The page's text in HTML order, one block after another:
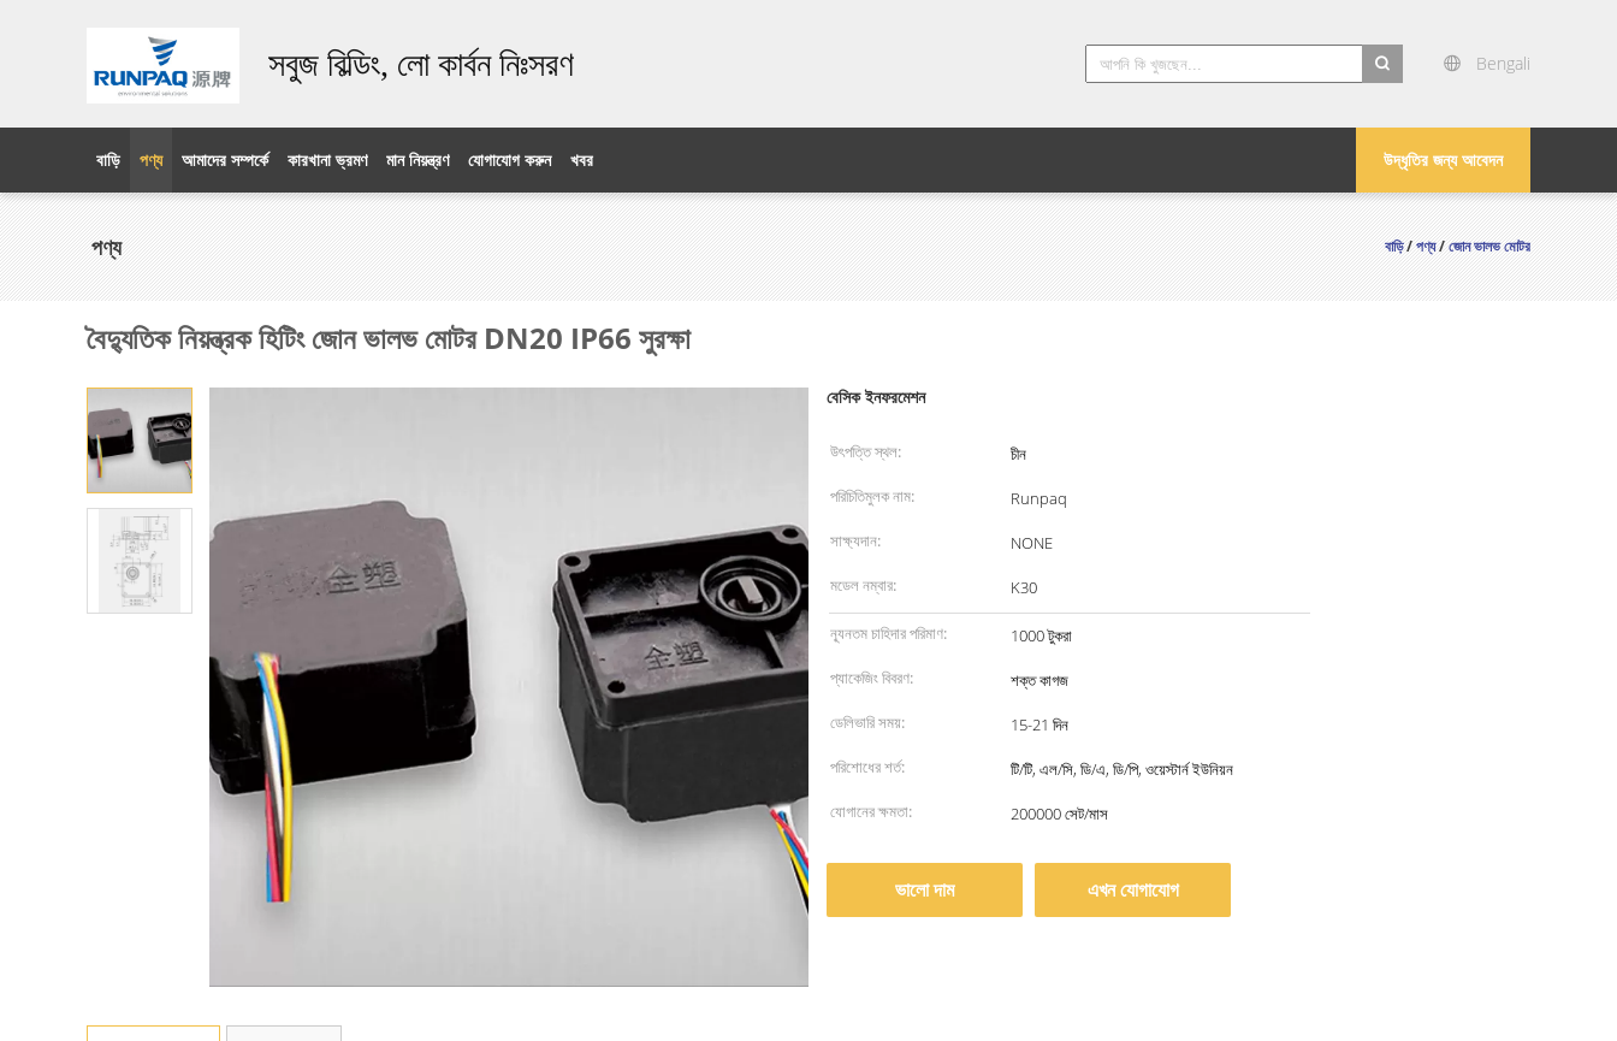
সবুজ বিল্ডিং, লো কার্বন নিঃসরণ Bengali
উদ্ধৃতির জন্য আবেদন
বাড়ি পণ্য আমাদের সম্পর্কে কারখানা ভ্রমণ মান নিয়ন্ত্রণ যোগাযোগ করুন খবর
পণ্য বাড়ি/পণ্য/জোন ভালভ মোটর
বৈদ্যুতিক নিয়ন্ত্রক হিটিং জোন ভালভ মোটর DN20 IP66 সুরক্ষা
বেসিক ইনফরমেশন
উৎপত্তি স্থল:
চীন
পরিচিতিমুলক নাম:
Runpaq
সাক্ষ্যদান:
NONE
মডেল নম্বার:
K30
ন্যূনতম চাহিদার পরিমাণ:
1000 টুকরা
প্যাকেজিং বিবরণ:
শক্ত কাগজ
ডেলিভারি সময়:
15-21 দিন
পরিশোধের শর্ত:
টি/টি, এল/সি, ডি/এ, ডি/পি, ওয়েস্টার্ন ইউনিয়ন
যোগানের ক্ষমতা:
200000 সেট/মাস
ভালো দাম এখন যোগাযোগ